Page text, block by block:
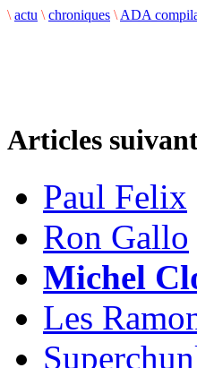
\ actu \ chroniques \ ADA
Articles
Paul Felix
Ron Gallo
Michel
Les